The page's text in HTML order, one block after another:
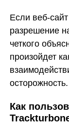
Если веб-
разрешение
четкого
произойдет
осторожность.
Как